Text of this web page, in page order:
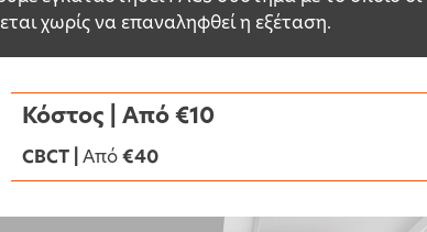
χωρίς να επαναληφθεί η εξέταση.
Κόστος | Aπό €10
CBCT | Από€40